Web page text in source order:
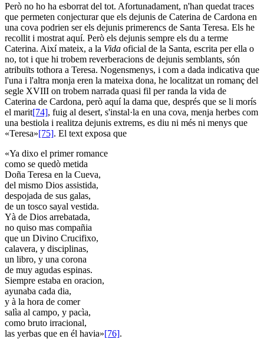
Però no ho ha esborrat del tot. Afortunadament, n'han quedat traces
que permeten conjecturar que els dejunis de Caterina de Cardona en
una cova podrien ser els dejunis primerencs de Santa Teresa. Els he
recollit i mostrat aquí. Però els dejunis sempre els du a terme
Caterina. Així mateix, a la Vida oficial de la Santa, escrita per ella o
no, tot i que hi trobem reverberacions de dejunis semblants, són
atribuïts tothora a Teresa. Nogensmenys, i com a dada indicativa que
l'una i l'altra monja eren la mateixa dona, he localitzat un romanç del
segle XVIII on trobem narrada quasi fil per randa la vida de
Caterina de Cardona, però aquí la dama que, després que se li morís
el marit[74], fuig al desert, s'instal·la en una cova, menja herbes com
una bestiola i realitza dejunis extrems, es diu ni més ni menys que
«Teresa»[75]. El text exposa que
«Ya dixo el primer romance
como se quedò metida
Doña Teresa en la Cueva,
del mismo Dios assistida,
despojada de sus galas,
de un tosco sayal vestida.
Yà de Dios arrebatada,
no quiso mas compañia
que un Divino Crucifixo,
calavera, y disciplinas,
un libro, y una corona
de muy agudas espinas.
Siempre estaba en oracion,
ayunaba cada dia,
y à la hora de comer
salìa al campo, y pacìa,
como bruto irracional,
las yerbas que en él havia»[76].